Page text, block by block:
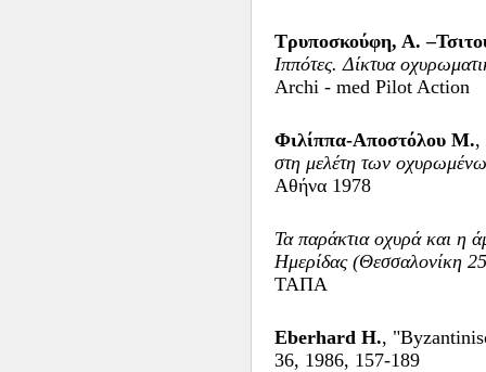
Τρυποσκούφη, Α.
Ιππότες. Δίκτυα
Archi - med Pilot Action
Φιλίππα-Αποστόλου Μ.,
στη μελέτη των
Αθήνα 1978
Τα παράκτια οχυρά και η
Ημερίδας (Θεσσαλονίκη
ΤΑΠΑ
Eberhard H.,
36, 1986, 157-189